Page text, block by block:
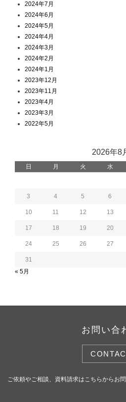
2024年7月
2024年6月
2024年5月
2024年4月
2024年3月
2024年2月
2024年1月
2023年12月
2023年11月
2023年4月
2023年3月
2022年5月
2026年8
日 月 火 水
3 4 5 6
10 11 12 13
17 18 19 20
24 25 26 27
31
« 5月
お問い合
ご依頼やご相談、資料請求はこちらからお問